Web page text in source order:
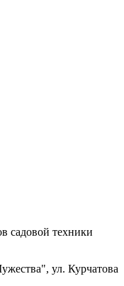
садовой техники
ул. Курчатова